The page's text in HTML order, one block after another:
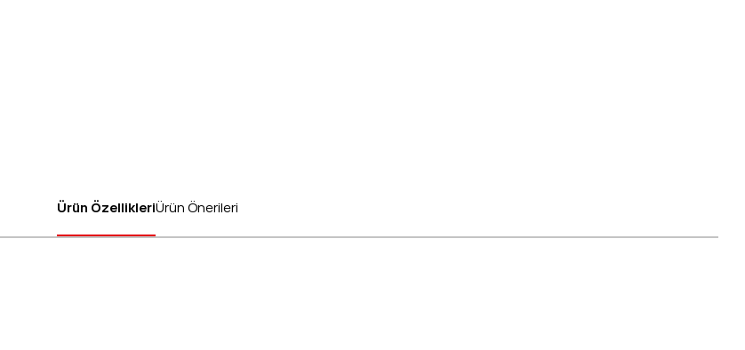
Ürün ÖzellikleriÜrün Önerileri